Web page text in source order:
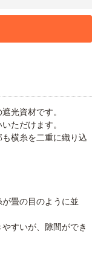
光資材です。
ただけます。
横糸を二重に織り込
畳の目のように並
すいが、隙間ができ